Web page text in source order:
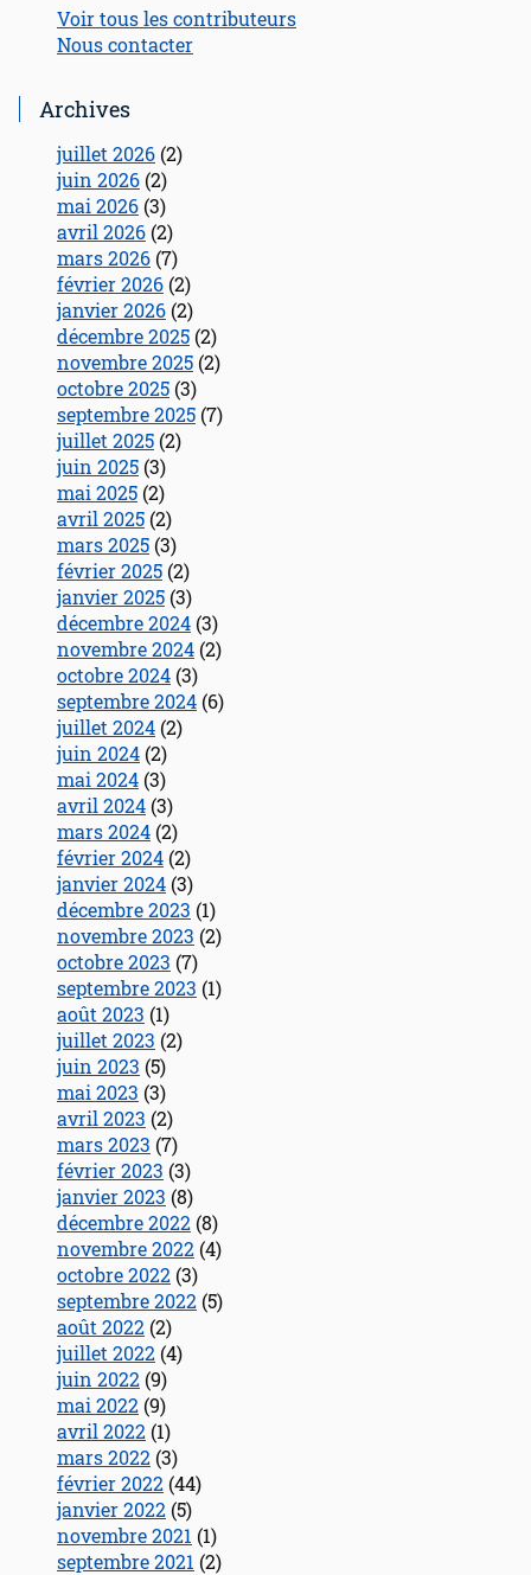
Voir tous les contributeurs
Nous contacter
Archives
juillet 2026 (2)
juin 2026 (2)
mai 2026 (3)
avril 2026 (2)
mars 2026 (7)
février 2026 (2)
janvier 2026 (2)
décembre 2025 (2)
novembre 2025 (2)
octobre 2025 (3)
septembre 2025 (7)
juillet 2025 (2)
juin 2025 (3)
mai 2025 (2)
avril 2025 (2)
mars 2025 (3)
février 2025 (2)
janvier 2025 (3)
décembre 2024 (3)
novembre 2024 (2)
octobre 2024 (3)
septembre 2024 (6)
juillet 2024 (2)
juin 2024 (2)
mai 2024 (3)
avril 2024 (3)
mars 2024 (2)
février 2024 (2)
janvier 2024 (3)
décembre 2023 (1)
novembre 2023 (2)
octobre 2023 (7)
septembre 2023 (1)
août 2023 (1)
juillet 2023 (2)
juin 2023 (5)
mai 2023 (3)
avril 2023 (2)
mars 2023 (7)
février 2023 (3)
janvier 2023 (8)
décembre 2022 (8)
novembre 2022 (4)
octobre 2022 (3)
septembre 2022 (5)
août 2022 (2)
juillet 2022 (4)
juin 2022 (9)
mai 2022 (9)
avril 2022 (1)
mars 2022 (3)
février 2022 (44)
janvier 2022 (5)
novembre 2021 (1)
septembre 2021 (2)